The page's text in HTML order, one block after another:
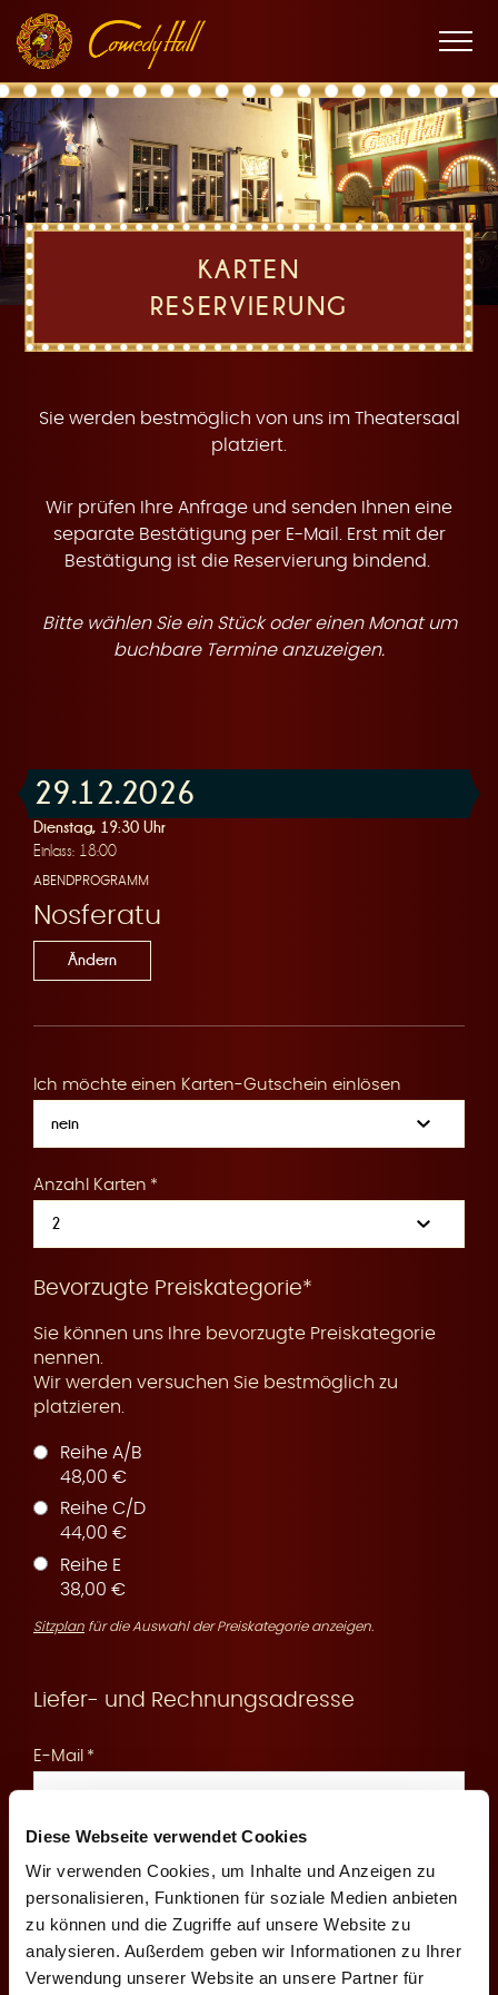
Diese Webseite verwendet Cookies
Wir verwenden Cookies, um Inhalte und Anzeigen zu
personalisieren, Funktionen für soziale Medien anbieten
zu können und die Zugriffe auf unsere Website zu
analysieren. Außerdem geben wir Informationen zu Ihrer
Verwendung unserer Website an unsere Partner für
Hauptnavigation
Inhalt
Fußnavigation
K
a
r
n
R
e
s
e
v
Menü
KARTEN
RESERVIERUNG
Sie werden bestmöglich von uns im Theatersaal
platziert.
Wir prüfen Ihre Anfrage und senden Ihnen eine
separate Bestätigung per E-Mail. Erst mit der
Bestätigung ist die Reservierung bindend.
Bitte wählen Sie ein Stück oder einen Monat um
buchbare Termine anzuzeigen.
29.12.2026
Dienstag, 19:30 Uhr
Einlass: 18:00
ABENDPROGRAMM
Nosferatu
Ändern
Ich möchte einen Karten-Gutschein einlösen
Anzahl Karten
Bevorzugte Preiskategorie*
Sie können uns Ihre bevorzugte Preiskategorie
nennen.
Wir werden versuchen Sie bestmöglich zu
platzieren.
Reihe A/B
48,00 €
Reihe C/D
44,00 €
Reihe E
38,00 €
Sitzplan für die Auswahl der Preiskategorie anzeigen.
Liefer- und Rechnungsadresse
E-Mail
An diese E-Mail senden wir Ihnen die Reservierungsbestätigung
Mobilfunknummer